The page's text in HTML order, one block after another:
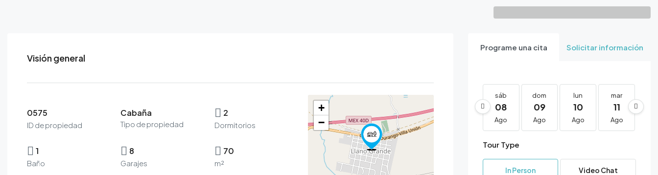
15 Más
Visión general
0575
ID de propiedad
Cabaña
Tipo de propiedad
2
Dormitorios
1
Baño
8
Garajes
70
m²
+
−
Programe una cita Solicitar información
sáb
08
Ago
dom
09
Ago
lun
10
Ago
mar
11
Ago
Tour Type
In Person Video Chat